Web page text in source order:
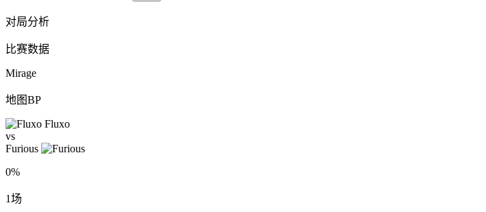
对局分析
比赛数据
Mirage
地图BP
Fluxo
vs
Furious
0%
1场